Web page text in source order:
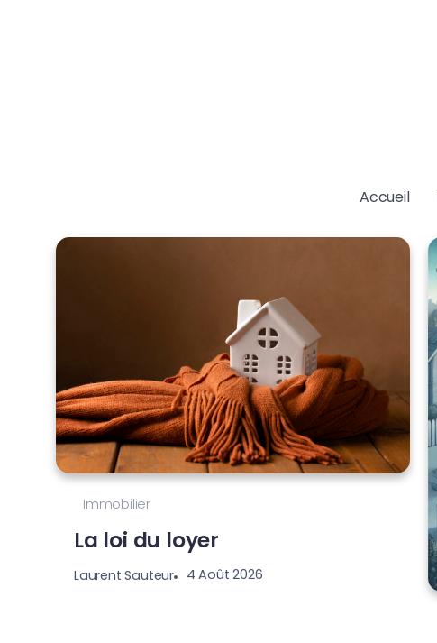
Accueil
Immobilier
La loi du loyer
Laurent Sauteur 4 Août 2026